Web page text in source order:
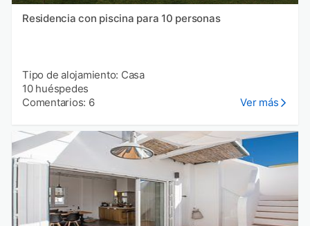
Residencia con piscina para 10 personas
Tipo de alojamiento: Casa
10 huéspedes
Comentarios: 6
Ver más